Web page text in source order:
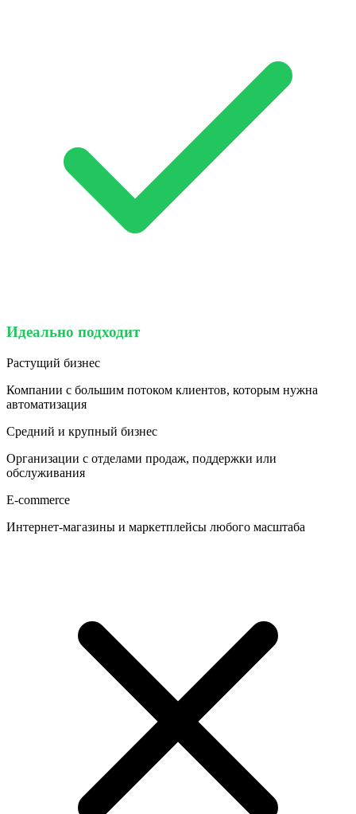
Идеально подходит
Растущий бизнес
Компании с большим потоком клиентов, которым нужна
автоматизация
Средний и крупный бизнес
Организации с отделами продаж, поддержки или
обслуживания
E-commerce
Интернет-магазины и маркетплейсы любого масштаба